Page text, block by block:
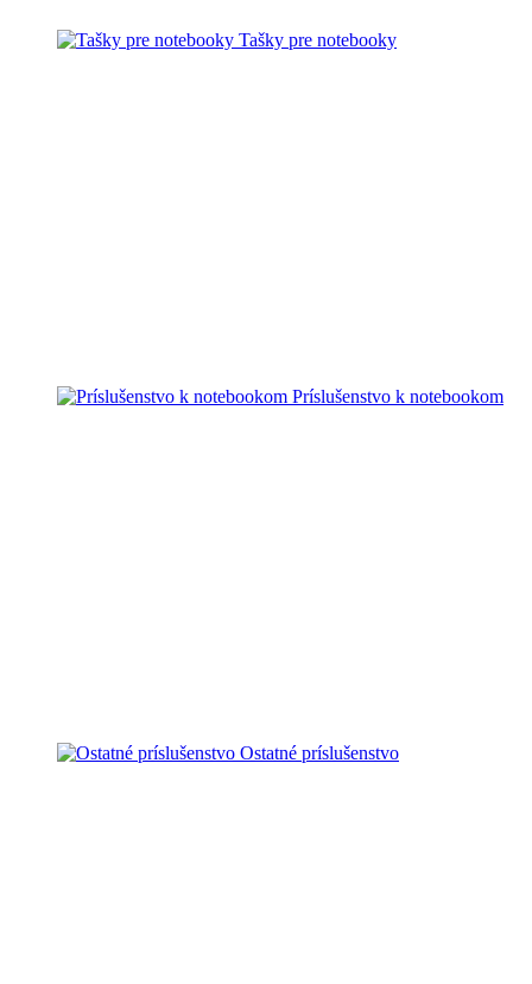
Tašky pre notebooky
Príslušenstvo k notebookom
Ostatné príslušenstvo